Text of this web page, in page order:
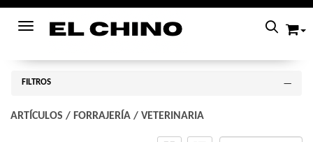
Toggle navigation
FILTROS
ARTÍCULOS / FORRAJERÍA / VETERINARIA